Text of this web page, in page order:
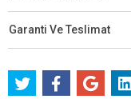
Garanti Ve Teslimat